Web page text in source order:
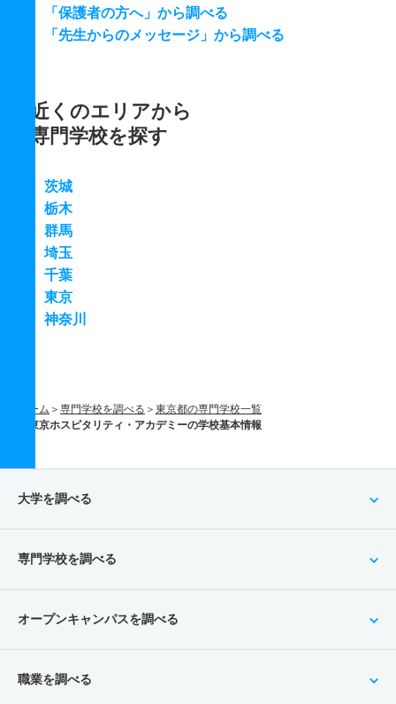
「保護者の方へ」から調べる
「先生からのメッセージ」から調べる
近くのエリアから
専門学校を探す
茨城
栃木
群馬
埼玉
千葉
東京
神奈川
ホーム 専門学校を調べる
東京都の専門学校一覧
東京ホスピタリティ・アカデミーの学校基本情報
大学を調べる
専門学校を調べる
オープンキャンパスを調べる
職業を調べる